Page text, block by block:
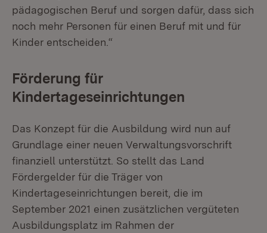
pädagogischen Beruf und sorgen dafür, dass sich
noch mehr Personen für einen Beruf mit und für
Kinder entscheiden.“
Förderung für
Kindertageseinrichtungen
Das Konzept für die Ausbildung wird nun auf
Grundlage einer neuen Verwaltungsvorschrift
finanziell unterstützt. So stellt das Land
Fördergelder für die Träger von
Kindertageseinrichtungen bereit, die im
September 2021 einen zusätzlichen vergüteten
Ausbildungsplatz im Rahmen der